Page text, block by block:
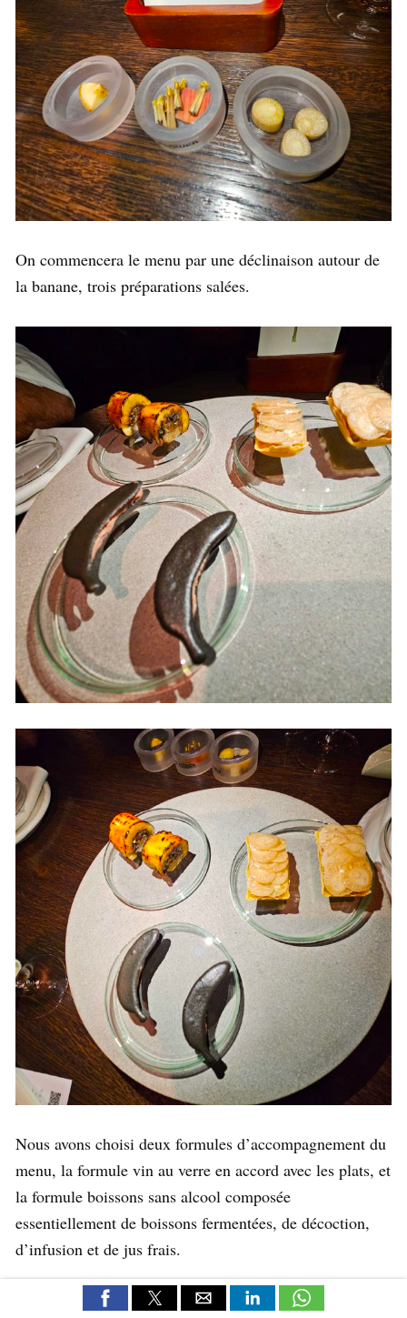
On commencera le menu par une déclinaison autour de
la banane, trois préparations salées.
Nous avons choisi deux formules d’accompagnement du
menu, la formule vin au verre en accord avec les plats, et
la formule boissons sans alcool composée
essentiellement de boissons fermentées, de décoction,
d’infusion et de jus frais.